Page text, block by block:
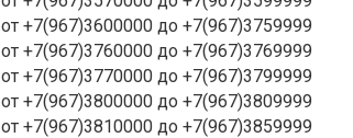
от +7(967)3600000 до +7(967)3759999
от +7(967)3760000 до +7(967)3769999
от +7(967)3770000 до +7(967)3799999
от +7(967)3800000 до +7(967)3809999
от +7(967)3810000 до +7(967)3859999